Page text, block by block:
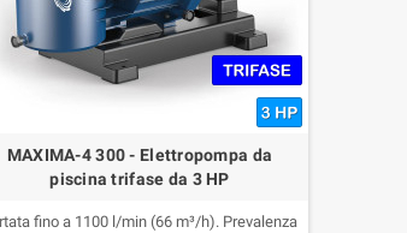
MAXIMA-4 300 - Elettropompa da
piscina trifase da 3 HP
fino a 1100 l/min (66 m³/h). Prevalenza